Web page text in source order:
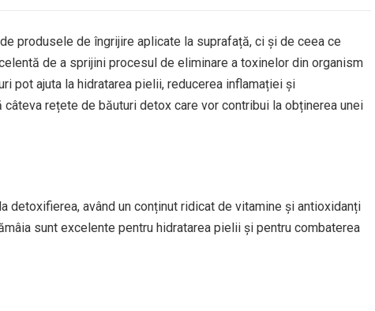
produsele de îngrijire aplicate la suprafață, ci și de ceea ce
de a sprijini procesul de eliminare a toxinelor din organism
pot ajuta la hidratarea pielii, reducerea inflamației și
rețete de băuturi detox care vor contribui la obținerea unei
detoxifierea, având un conținut ridicat de vitamine și antioxidanți
sunt excelente pentru hidratarea pielii și pentru combaterea